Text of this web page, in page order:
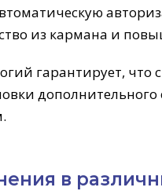
из кармана и
гарантирует, что
в